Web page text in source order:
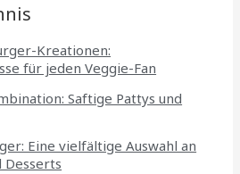
Kreationen:
für jeden Veggie-Fan
Saftige Pattys und
Eine vielfältige Auswahl an
Desserts